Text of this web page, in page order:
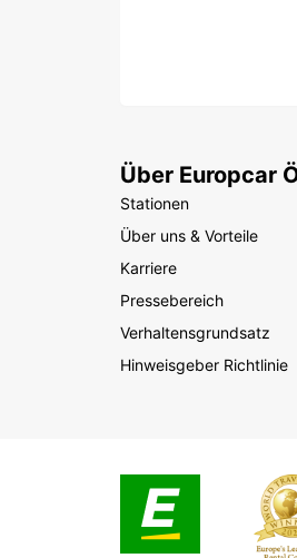
Über Europcar
Stationen
Über uns & Vorteile
Karriere
Pressebereich
Verhaltensgrundsatz
Hinweisgeber Richtlinie